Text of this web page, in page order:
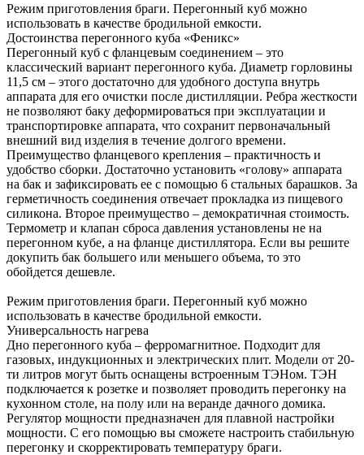
Режим приготовления браги. Перегонный куб можно
использовать в качестве бродильной емкости.
Достоинства перегонного куба «Феникс»
Перегонный куб с фланцевым соединением – это
классический вариант перегонного куба. Диаметр горловины
11,5 см – этого достаточно для удобного доступа внутрь
аппарата для его очистки после дистилляции. Ребра жесткости
не позволяют баку деформироваться при эксплуатации и
транспортировке аппарата, что сохранит первоначальный
внешний вид изделия в течение долгого времени.
Преимущество фланцевого крепления – практичность и
удобство сборки. Достаточно установить «голову» аппарата
на бак и зафиксировать ее с помощью 6 стальных барашков. За
герметичность соединения отвечает прокладка из пищевого
силикона. Второе преимущество – демократичная стоимость.
Термометр и клапан сброса давления установлены не на
перегонном кубе, а на фланце дистиллятора. Если вы решите
докупить бак большего или меньшего объема, то это
обойдется дешевле.
Режим приготовления браги. Перегонный куб можно
использовать в качестве бродильной емкости.
Универсальность нагрева
Дно перегонного куба – ферромагнитное. Подходит для
газовых, индукционных и электрических плит. Модели от 20-
ти литров могут быть оснащены встроенным ТЭНом. ТЭН
подключается к розетке и позволяет проводить перегонку на
кухонном столе, на полу или на веранде дачного домика.
Регулятор мощности предназначен для плавной настройки
мощности. С его помощью вы сможете настроить стабильную
перегонку и скорректировать температуру браги.